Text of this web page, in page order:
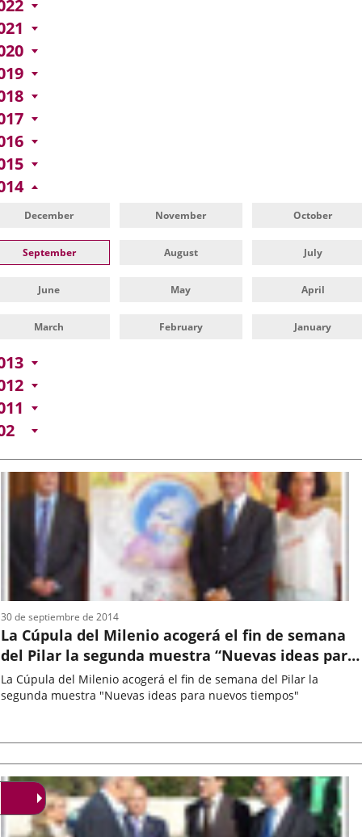
December November October
September August July
June May April
March February January
La Cúpula del Milenio acogerá el fin de semana
del Pilar la segunda muestra “Nuevas ideas para
nuevos tiempos”
La Cúpula del Milenio acogerá el fin de semana del Pilar la
segunda muestra "Nuevas ideas para nuevos tiempos"
de
la
30 de septiembre de 2014